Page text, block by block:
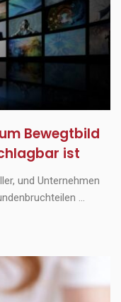
Bewegtbild
ist
und Unternehmen
...